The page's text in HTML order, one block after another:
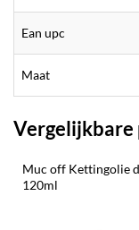
Ean upc
Maat
Muc off Kettingolie
120ml